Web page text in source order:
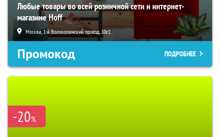
Любые товары во всей розничной сети и интернет-
магазине Hoff
Москва, 1-й Волоколамский проезд, 10с1
Промокод ПОДРОБНЕЕ
-20%